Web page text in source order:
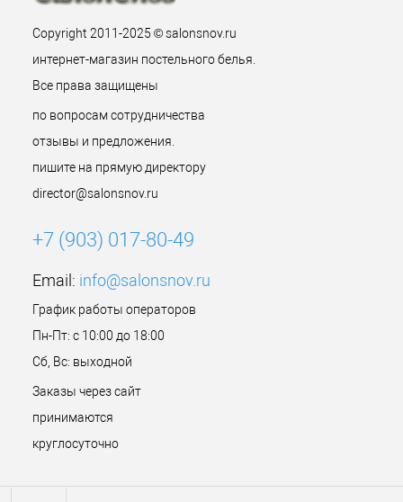
Copyright 2011-2025 © salonsnov.ru
интернет-магазин постельного белья.
Все права защищены
по вопросам сотрудничества
отзывы и предложения.
пишите на прямую директору
director@salonsnov.ru
+7 (903) 017-80-49
Email: info@salonsnov.ru
График работы операторов
Пн-Пт: с 10:00 до 18:00
Сб, Вс: выходной
Заказы через сайт
принимаются
круглосуточно